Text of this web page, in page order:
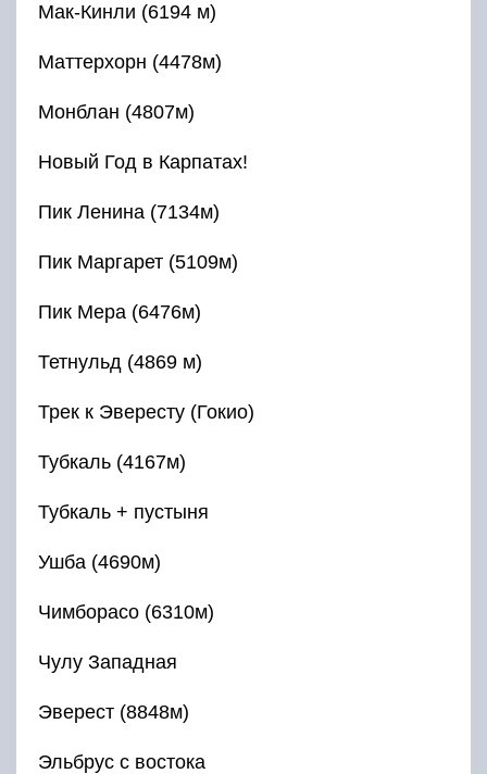
Мак-Кинли (6194 м)
Маттерхорн (4478м)
Монблан (4807м)
Новый Год в Карпатах!
Пик Ленина (7134м)
Пик Маргарет (5109м)
Пик Мера (6476м)
Тетнульд (4869 м)
Трек к Эвересту (Гокио)
Тубкаль (4167м)
Тубкаль + пустыня
Ушба (4690м)
Чимборасо (6310м)
Чулу Западная
Эверест (8848м)
Эльбрус с востока